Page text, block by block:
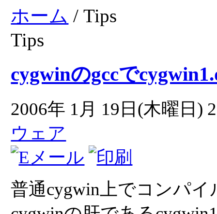
ホーム / Tips
Tips
cygwinのgccで
2006年 1月 19日(木曜日)
ウェア
普通cygwin上でコンパ